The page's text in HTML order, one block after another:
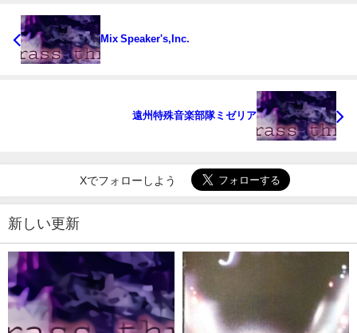
Mix Speaker's,Inc.
遠州特殊音楽部隊ミゼリア
Xでフォローしよう
新しい更新